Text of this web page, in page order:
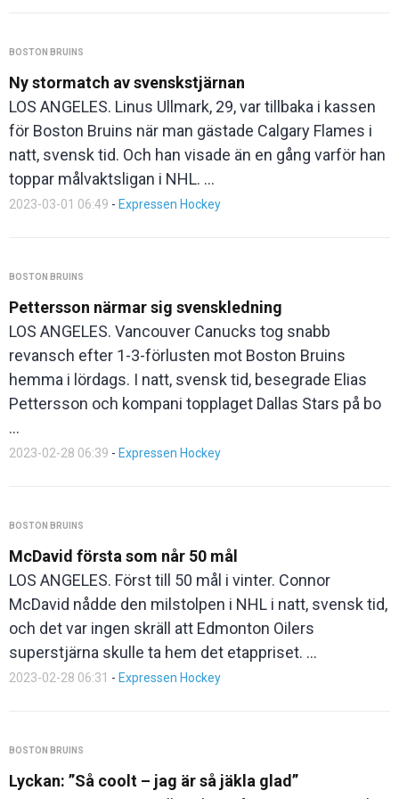
BOSTON BRUINS
Ny stormatch av svenskstjärnan
LOS ANGELES. Linus Ullmark, 29, var tillbaka i kassen
för Boston Bruins när man gästade Calgary Flames i
natt, svensk tid. Och han visade än en gång varför han
toppar målvaktsligan i NHL. ...
2023-03-01 06:49 - Expressen Hockey
BOSTON BRUINS
Pettersson närmar sig svenskledning
LOS ANGELES. Vancouver Canucks tog snabb
revansch efter 1-3-förlusten mot Boston Bruins
hemma i lördags. I natt, svensk tid, besegrade Elias
Pettersson och kompani topplaget Dallas Stars på bo
...
2023-02-28 06:39 - Expressen Hockey
BOSTON BRUINS
McDavid första som når 50 mål
LOS ANGELES. Först till 50 mål i vinter. Connor
McDavid nådde den milstolpen i NHL i natt, svensk tid,
och det var ingen skräll att Edmonton Oilers
superstjärna skulle ta hem det etappriset. ...
2023-02-28 06:31 - Expressen Hockey
BOSTON BRUINS
Lyckan: ”Så coolt – jag är så jäkla glad”